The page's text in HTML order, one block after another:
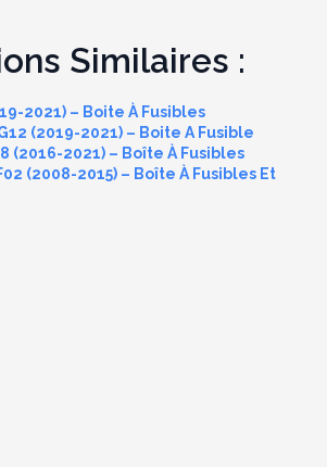
Similaires :
2021) – Boite À Fusibles
(2019-2021) – Boite A Fusible
(2016-2021) – Boîte À Fusibles
(2008-2015) – Boîte À Fusibles Et